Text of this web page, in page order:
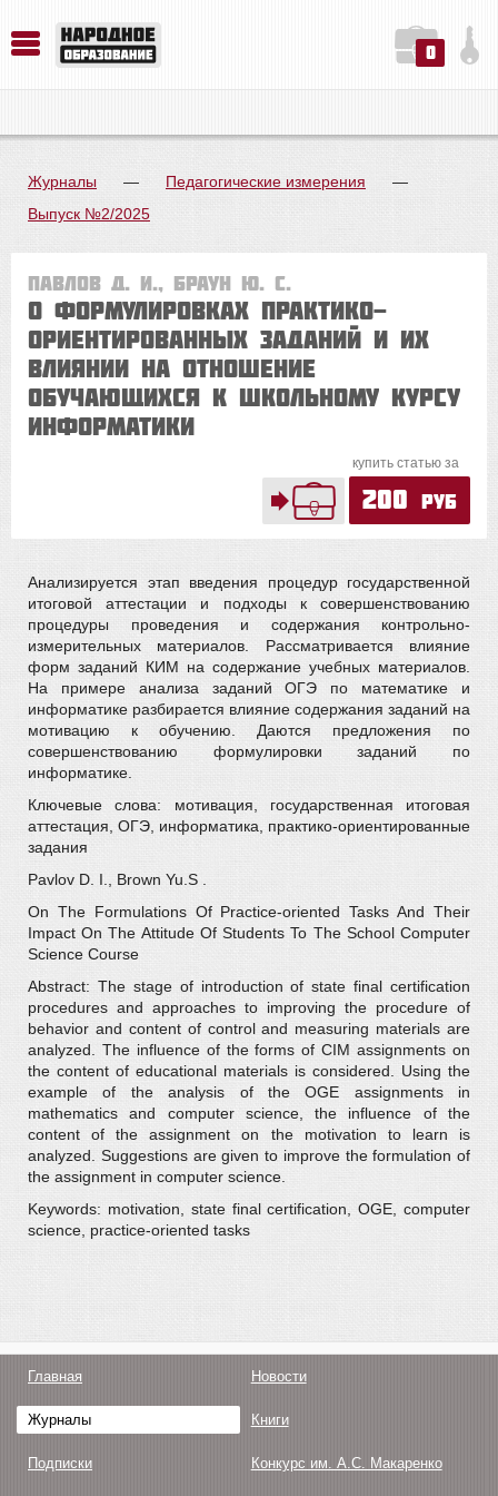
0
Журналы — Педагогические измерения
—
Выпуск №2/2025
Павлов Д. И., Браун Ю. С.
О формулировках практико-
ориентированных заданий и их
влиянии на отношение
обучающихся к школьному курсу
информатики
купить статью за
200 руб
Анализируется этап введения процедур государственной
итоговой аттестации и подходы к совершенствованию
процедуры проведения и содержания контрольно-
измерительных материалов. Рассматривается влияние
форм заданий КИМ на содержание учебных материалов.
На примере анализа заданий ОГЭ по математике и
информатике разбирается влияние содержания заданий на
мотивацию к обучению. Даются предложения по
совершенствованию формулировки заданий по
информатике.
Ключевые слова: мотивация, государственная итоговая
аттестация, ОГЭ, информатика, практико-ориентированные
задания
Pavlov D. I., Brown Yu.S .
On The Formulations Of Practice-oriented Tasks And Their
Impact On The Attitude Of Students To The School Computer
Science Course
Abstract: The stage of introduction of state final certification
procedures and approaches to improving the procedure of
behavior and content of control and measuring materials are
analyzed. The influence of the forms of CIM assignments on
the content of educational materials is considered. Using the
example of the analysis of the OGE assignments in
mathematics and computer science, the influence of the
content of the assignment on the motivation to learn is
analyzed. Suggestions are given to improve the formulation of
the assignment in computer science.
Keywords: motivation, state final certification, OGE, computer
science, practice-oriented tasks
Главная Новости
Журналы Книги
Подписки Конкурс им. А.С. Макаренко